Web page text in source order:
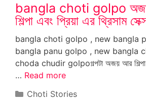
bangla choti golpo অজয়
শিল্পা এবং প্রিয়া এর থ্রিসাম
bangla choti golpo , new bangla
bangla panu golpo , new bangla
choda chudir golpoগল্পটা অজয় আর শিল্পা
… Read more
Categories
Choti Stories